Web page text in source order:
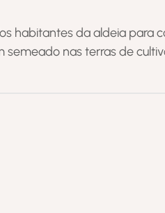
habitantes da aldeia para
nas terras de